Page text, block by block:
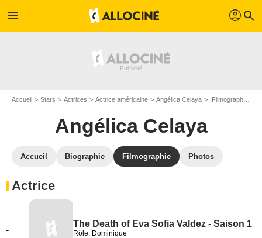
menu profil search
Accueil Stars Actrices Actrice américaine Angélica Celaya Filmographie Angélica Celaya
Angélica Celaya
Accueil Biographie Filmographie Photos
Actrice
-
The Death of Eva Sofia Valdez - Saison 1
Rôle: Dominique